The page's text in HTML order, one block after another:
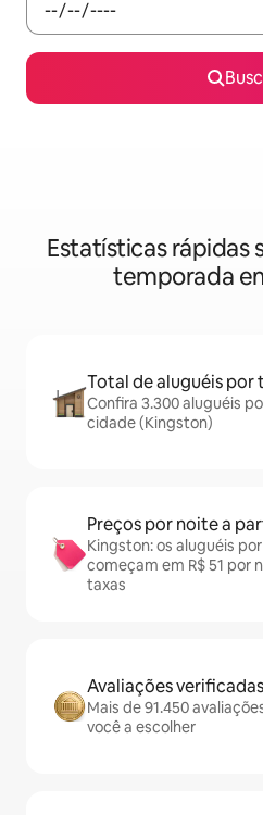
Estatísticas rápidas
temporada
Total de aluguéis por
Confira 3.300 aluguéis
cidade (Kingston)
Preços por noite a
Kingston: os aluguéis
começam em R$ 51 por
taxas
Avaliações
Mais de 91.450
você a escolher